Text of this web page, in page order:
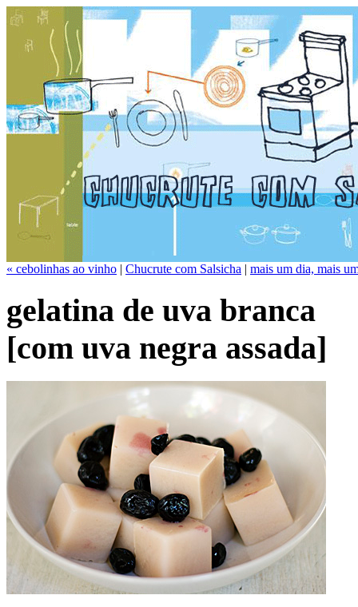
« cebolinhas ao vinho | Chucrute com Salsicha | mais um dia, mais
gelatina de uva branca
[com uva negra assada]